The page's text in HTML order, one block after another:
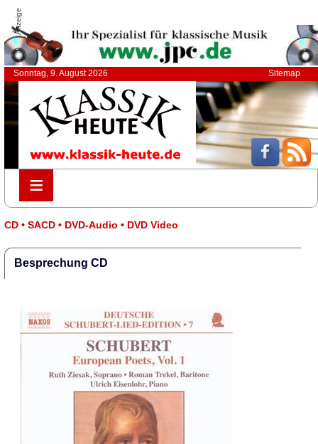
Anzeige
Sonntag, 9. August 2026 Sitemap
≡
≡
CD • SACD • DVD-Audio • DVD Video
Besprechung CD